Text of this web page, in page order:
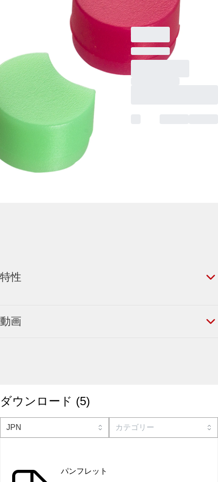
カラーミックス, 100
個/袋
特性
動画
ダウンロード (5)
パンフレット